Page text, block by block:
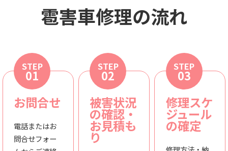
雹害車修理の流れ
STEP
01
お問合せ
電話またはお
問合せフォー
STEP
02
被害状況
の確認・
お見積も
り
STEP
03
修理スケ
ジュール
の確定